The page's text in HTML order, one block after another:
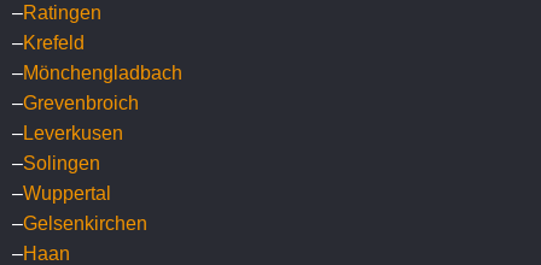
–Ratingen
–Krefeld
–Mönchengladbach
–Grevenbroich
–Leverkusen
–Solingen
–Wuppertal
–Gelsenkirchen
–Haan